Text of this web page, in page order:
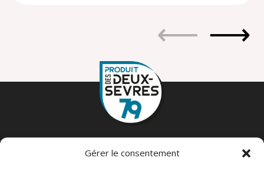
Gérer le consentement
⟵ ⟶
Carte interactive des produits et des producteurs